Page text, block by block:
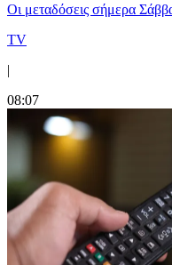
Οι μεταδόσεις σήμερα
TV
|
08:07